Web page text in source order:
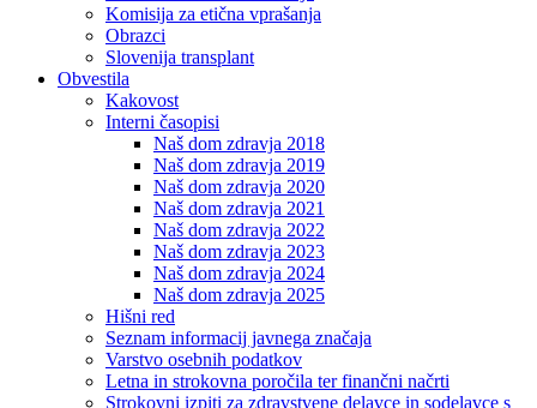
Komisija za etična vprašanja
Obrazci
Slovenija transplant
Obvestila
Kakovost
Interni časopisi
Naš dom zdravja 2018
Naš dom zdravja 2019
Naš dom zdravja 2020
Naš dom zdravja 2021
Naš dom zdravja 2022
Naš dom zdravja 2023
Naš dom zdravja 2024
Naš dom zdravja 2025
Hišni red
Seznam informacij javnega značaja
Varstvo osebnih podatkov
Letna in strokovna poročila ter finančni načrti
Strokovni izpiti za zdravstvene delavce in sodelavce s